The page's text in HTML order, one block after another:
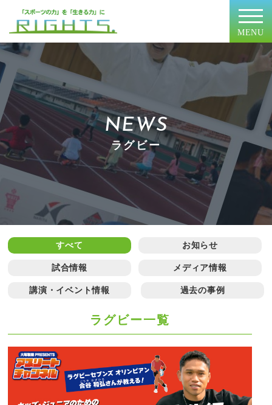
MENU
NEWS
ラグビー
すべて お知らせ
試合情報 メディア情報
講演・イベント情報 過去の事例
ラグビー一覧